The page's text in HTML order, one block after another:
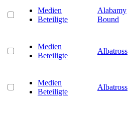
Medien
Beteiligte
Alabamy
Bound
Medien
Beteiligte
Albatross
Medien
Beteiligte
Albatross